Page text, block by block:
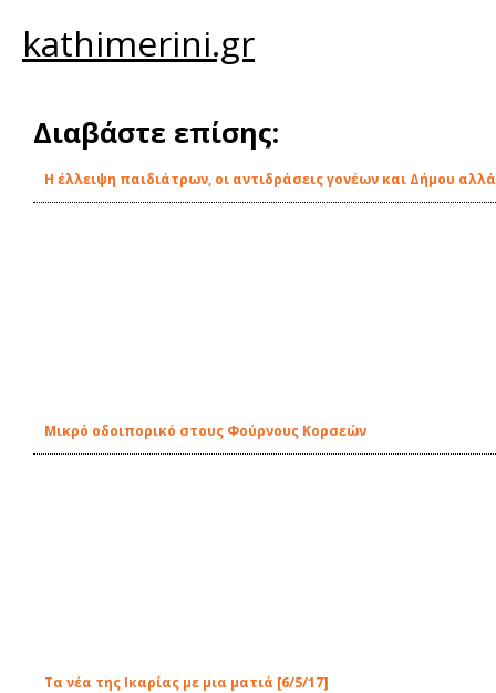
kathimerini.gr
Διαβάστε επίσης:
Η έλλειψη παιδιάτρων, οι αντιδράσεις γονέων και Δήμου
Μικρό οδοιπορικό στους Φούρνους Κορσεών
Τα νέα της Ικαρίας με μια ματιά [6/5/17]